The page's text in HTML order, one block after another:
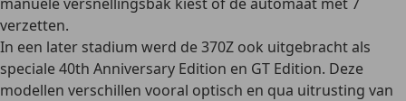
verzetten.
In een later stadium werd de 370Z ook uitgebracht als
speciale 40th Anniversary Edition en GT Edition. Deze
modellen verschillen vooral optisch en qua uitrusting van